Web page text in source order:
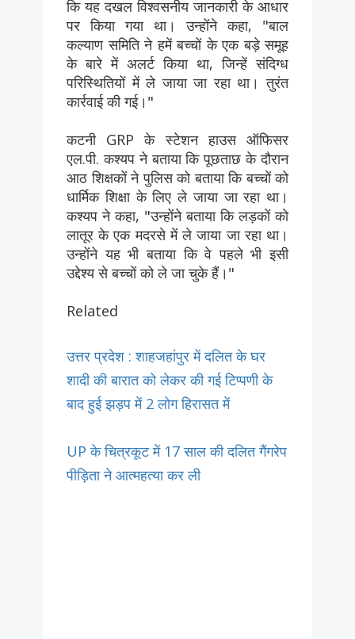
कि यह दखल विश्वसनीय जानकारी के आधार
पर किया गया था। उन्होंने कहा, "बाल
कल्याण समिति ने हमें बच्चों के एक बड़े समूह
के बारे में अलर्ट किया था, जिन्हें संदिग्ध
परिस्थितियों में ले जाया जा रहा था। तुरंत
कार्रवाई की गई।"
कटनी GRP के स्टेशन हाउस ऑफिसर
एल.पी. कश्यप ने बताया कि पूछताछ के दौरान
आठ शिक्षकों ने पुलिस को बताया कि बच्चों को
धार्मिक शिक्षा के लिए ले जाया जा रहा था।
कश्यप ने कहा, "उन्होंने बताया कि लड़कों को
लातूर के एक मदरसे में ले जाया जा रहा था।
उन्होंने यह भी बताया कि वे पहले भी इसी
उद्देश्य से बच्चों को ले जा चुके हैं।"
Related
उत्तर प्रदेश : शाहजहांपुर में दलित के घर
शादी की बारात को लेकर की गई टिप्पणी के
बाद हुई झड़प में 2 लोग हिरासत में
UP के चित्रकूट में 17 साल की दलित गैंगरेप
पीड़िता ने आत्महत्या कर ली